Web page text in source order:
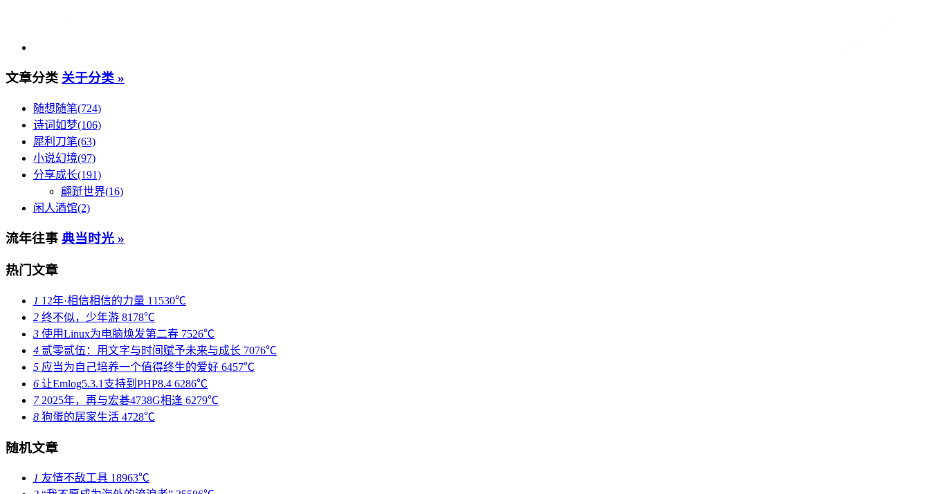
文章分类 关于分类 »
随想随笔(724)
诗词如梦(106)
犀利刀笔(63)
小说幻境(97)
分享成长(191)
翩跹世界(16)
闲人酒馆(2)
流年往事 典当时光 »
热门文章
1 12年·相信相信的力量 11530℃
2 终不似，少年游 8178℃
3 使用Linux为电脑焕发第二春 7526℃
4 贰零贰伍：用文字与时间赋予未来与成长 7076℃
5 应当为自己培养一个值得终生的爱好 6457℃
6 让Emlog5.3.1支持到PHP8.4 6286℃
72025年，再与宏碁4738G相逢 6279℃
8 狗蛋的居家生活 4728℃
随机文章
1 友情不敌工具 18963℃